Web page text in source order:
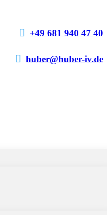
 +49 681 940 47 40
 huber@huber-iv.de